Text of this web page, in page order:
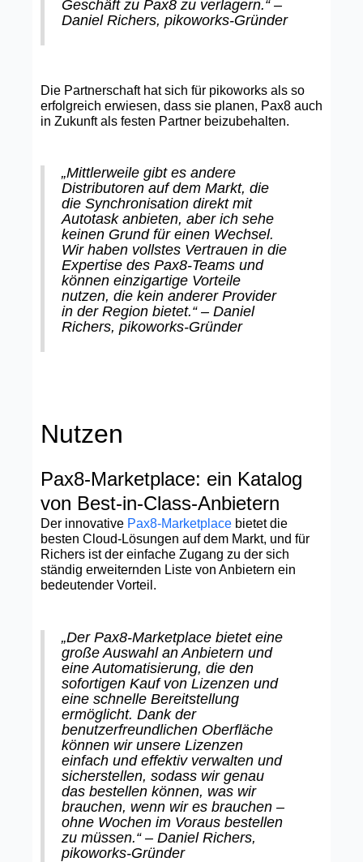
Geschäft zu Pax8 zu verlagern.“ –
Daniel Richers, pikoworks-Gründer
Die Partnerschaft hat sich für pikoworks als so
erfolgreich erwiesen, dass sie planen, Pax8 auch
in Zukunft als festen Partner beizubehalten.
„Mittlerweile gibt es andere
Distributoren auf dem Markt, die
die Synchronisation direkt mit
Autotask anbieten, aber ich sehe
keinen Grund für einen Wechsel.
Wir haben vollstes Vertrauen in die
Expertise des Pax8-Teams und
können einzigartige Vorteile
nutzen, die kein anderer Provider
in der Region bietet.“ – Daniel
Richers, pikoworks-Gründer
Nutzen
Pax8-Marketplace: ein Katalog
von Best-in-Class-Anbietern
Der innovative Pax8-Marketplace bietet die
besten Cloud-Lösungen auf dem Markt, und für
Richers ist der einfache Zugang zu der sich
ständig erweiternden Liste von Anbietern ein
bedeutender Vorteil.
„Der Pax8-Marketplace bietet eine
große Auswahl an Anbietern und
eine Automatisierung, die den
sofortigen Kauf von Lizenzen und
eine schnelle Bereitstellung
ermöglicht. Dank der
benutzerfreundlichen Oberfläche
können wir unsere Lizenzen
einfach und effektiv verwalten und
sicherstellen, sodass wir genau
das bestellen können, was wir
brauchen, wenn wir es brauchen –
ohne Wochen im Voraus bestellen
zu müssen.“ – Daniel Richers,
pikoworks-Gründer